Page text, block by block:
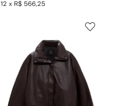
12 x R$ 566,25